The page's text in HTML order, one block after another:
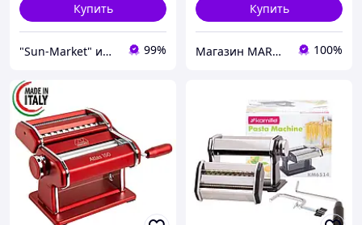
Купить
"Sun-Market" интернет-магазин 99%
Купить
Магазин MARCATO 100%